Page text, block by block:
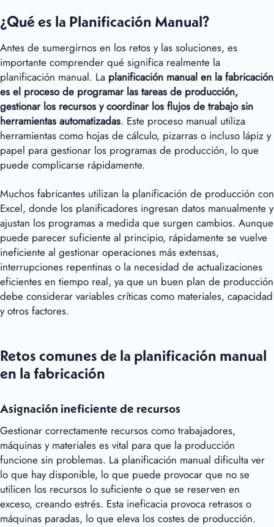
¿Qué es la Planificación Manual?
Antes de sumergirnos en los retos y las soluciones, es
importante comprender qué significa realmente la
planificación manual. La planificación manual en la fabricación
es el proceso de programar las tareas de producción,
gestionar los recursos y coordinar los flujos de trabajo sin
herramientas automatizadas. Este proceso manual utiliza
herramientas como hojas de cálculo, pizarras o incluso lápiz y
papel para gestionar los programas de producción, lo que
puede complicarse rápidamente.
Muchos fabricantes utilizan la planificación de producción con
Excel, donde los planificadores ingresan datos manualmente y
ajustan los programas a medida que surgen cambios. Aunque
puede parecer suficiente al principio, rápidamente se vuelve
ineficiente al gestionar operaciones más extensas,
interrupciones repentinas o la necesidad de actualizaciones
eficientes en tiempo real, ya que un buen plan de producción
debe considerar variables críticas como materiales, capacidad
y otros factores.
Retos comunes de la planificación manual
en la fabricación
Asignación ineficiente de recursos
Gestionar correctamente recursos como trabajadores,
máquinas y materiales es vital para que la producción
funcione sin problemas. La planificación manual dificulta ver
lo que hay disponible, lo que puede provocar que no se
utilicen los recursos lo suficiente o que se reserven en
exceso, creando estrés. Esta ineficacia provoca retrasos o
máquinas paradas, lo que eleva los costes de producción.